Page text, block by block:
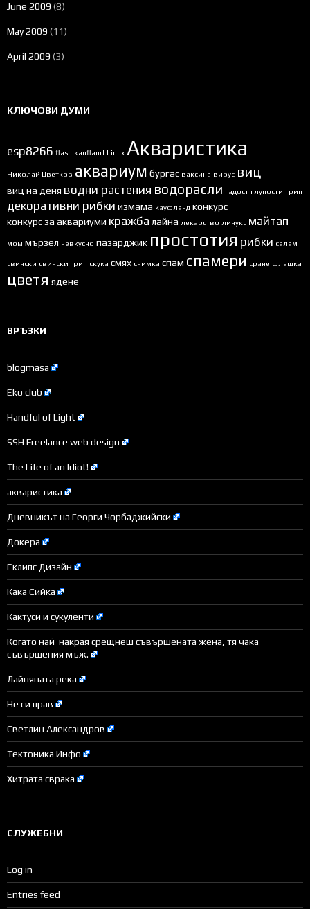
June 2009 (8)
May 2009 (11)
April 2009 (3)
КЛЮЧОВИ ДУМИ
esp8266 flash kaufland Linux Акваристика
Николай Цветков аквариум бургас ваксина вирус виц
виц на деня водни растения водорасли гадост глупости грип
декоративни рибки измама кауфланд конкурс
конкурс за аквариуми кражба лайна лекарство линукс майтап
мом мързел невкусно пазарджик простотия рибки салам
свински свински грип скука смях снимка спам спамери сране флашка
цветя ядене
ВРЪЗКИ
blogmasa
Eko club
Handful of Light
SSH Freelance web design
The Life of an Idiot!
акваристика
Дневникът на Георги Чорбаджийски
Докера
Еклипс Дизайн
Кака Сийка
Кактуси и сукуленти
Когато най-накрая срещнеш съвършената жена, тя чака
съвършения мъж.
Лайняната река
Не си прав
Светлин Александров
Тектоника Инфо
Хитрата сврака
СЛУЖЕБНИ
Log in
Entries feed